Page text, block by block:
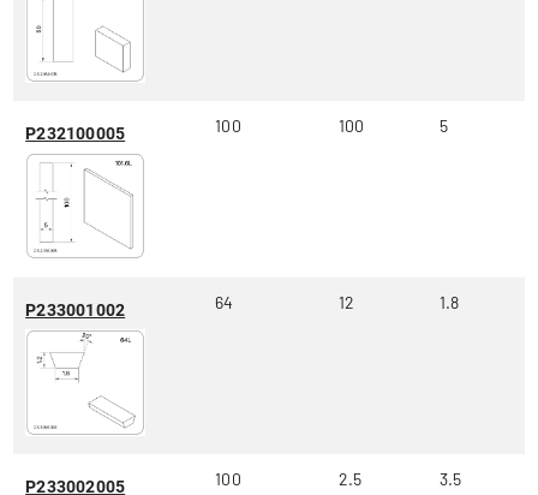
P232100005 100 100 5
P233001002 64 12 1.8
P233002005 100 2.5 3.5